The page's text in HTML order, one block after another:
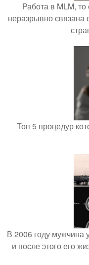
Работа в MLM,
неразрывно связана
Топ 5 процедур
В 2006 году мужчина
и после этого его